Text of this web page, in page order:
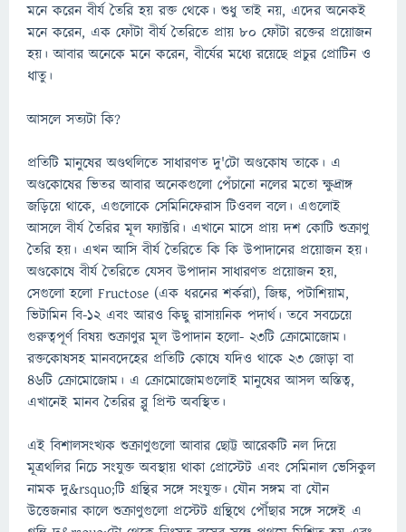
মনে করেন বীর্য তৈরি হয় রক্ত থেকে। শুধু তাই নয়, এদের অনেকই
মনে করেন, এক ফোঁটা বীর্য তৈরিতে প্রায় ৮০ ফোঁটা রক্তের প্রয়োজন
হয়। আবার অনেকে মনে করেন, বীর্যের মধ্যে রয়েছে প্রচুর প্রোটিন ও
ধাতু।
আসলে সত্যটা কি?
প্রতিটি মানুষের অণ্ডথলিতে সাধারণত দু'টো অণ্ডকোষ তাকে। এ
অণ্ডকোষের ভিতর আবার অনেকগুলো পেঁচানো নলের মতো ক্ষুদ্রাঙ্গ
জড়িয়ে থাকে, এগুলোকে সেমিনিফেরাস টিওবল বলে। এগুলোই
আসলে বীর্য তৈরির মূল ফ্যাক্টরি। এখানে মাসে প্রায় দশ কোটি শুক্রাণু
তৈরি হয়। এখন আসি বীর্য তৈরিতে কি কি উপাদানের প্রয়োজন হয়।
অণ্ডকোষে বীর্য তৈরিতে যেসব উপাদান সাধারণত প্রয়োজন হয়,
সেগুলো হলো Fructose (এক ধরনের শর্করা), জিঙ্ক, পটাশিয়াম,
ভিটামিন বি-১২ এবং আরও কিছু রাসায়নিক পদার্থ। তবে সবচেয়ে
গুরুত্বপূর্ণ বিষয় শুক্রাণুর মূল উপাদান হলো- ২৩টি ক্রোমোজোম।
রক্তকোষসহ মানবদেহের প্রতিটি কোষে যদিও থাকে ২৩ জোড়া বা
৪৬টি ক্রোমোজোম। এ ক্রোমোজোমগুলোই মানুষের আসল অস্তিত্ব,
এখানেই মানব তৈরির ব্লু প্রিন্ট অবস্থিত।
এই বিশালসংখ্যক শুক্রাণুগুলো আবার ছোট্ট আরেকটি নল দিয়ে
মূত্রথলির নিচে সংযুক্ত অবস্থায় থাকা প্রোস্টেট এবং সেমিনাল ভেসিকুল
নামক দু&rsquo;টি গ্রন্থির সঙ্গে সংযুক্ত। যৌন সঙ্গম বা যৌন
উত্তেজনার কালে শুক্রাণুগুলো প্রস্টেট গ্রন্থিথে পৌঁছার সঙ্গে সঙ্গেই এ